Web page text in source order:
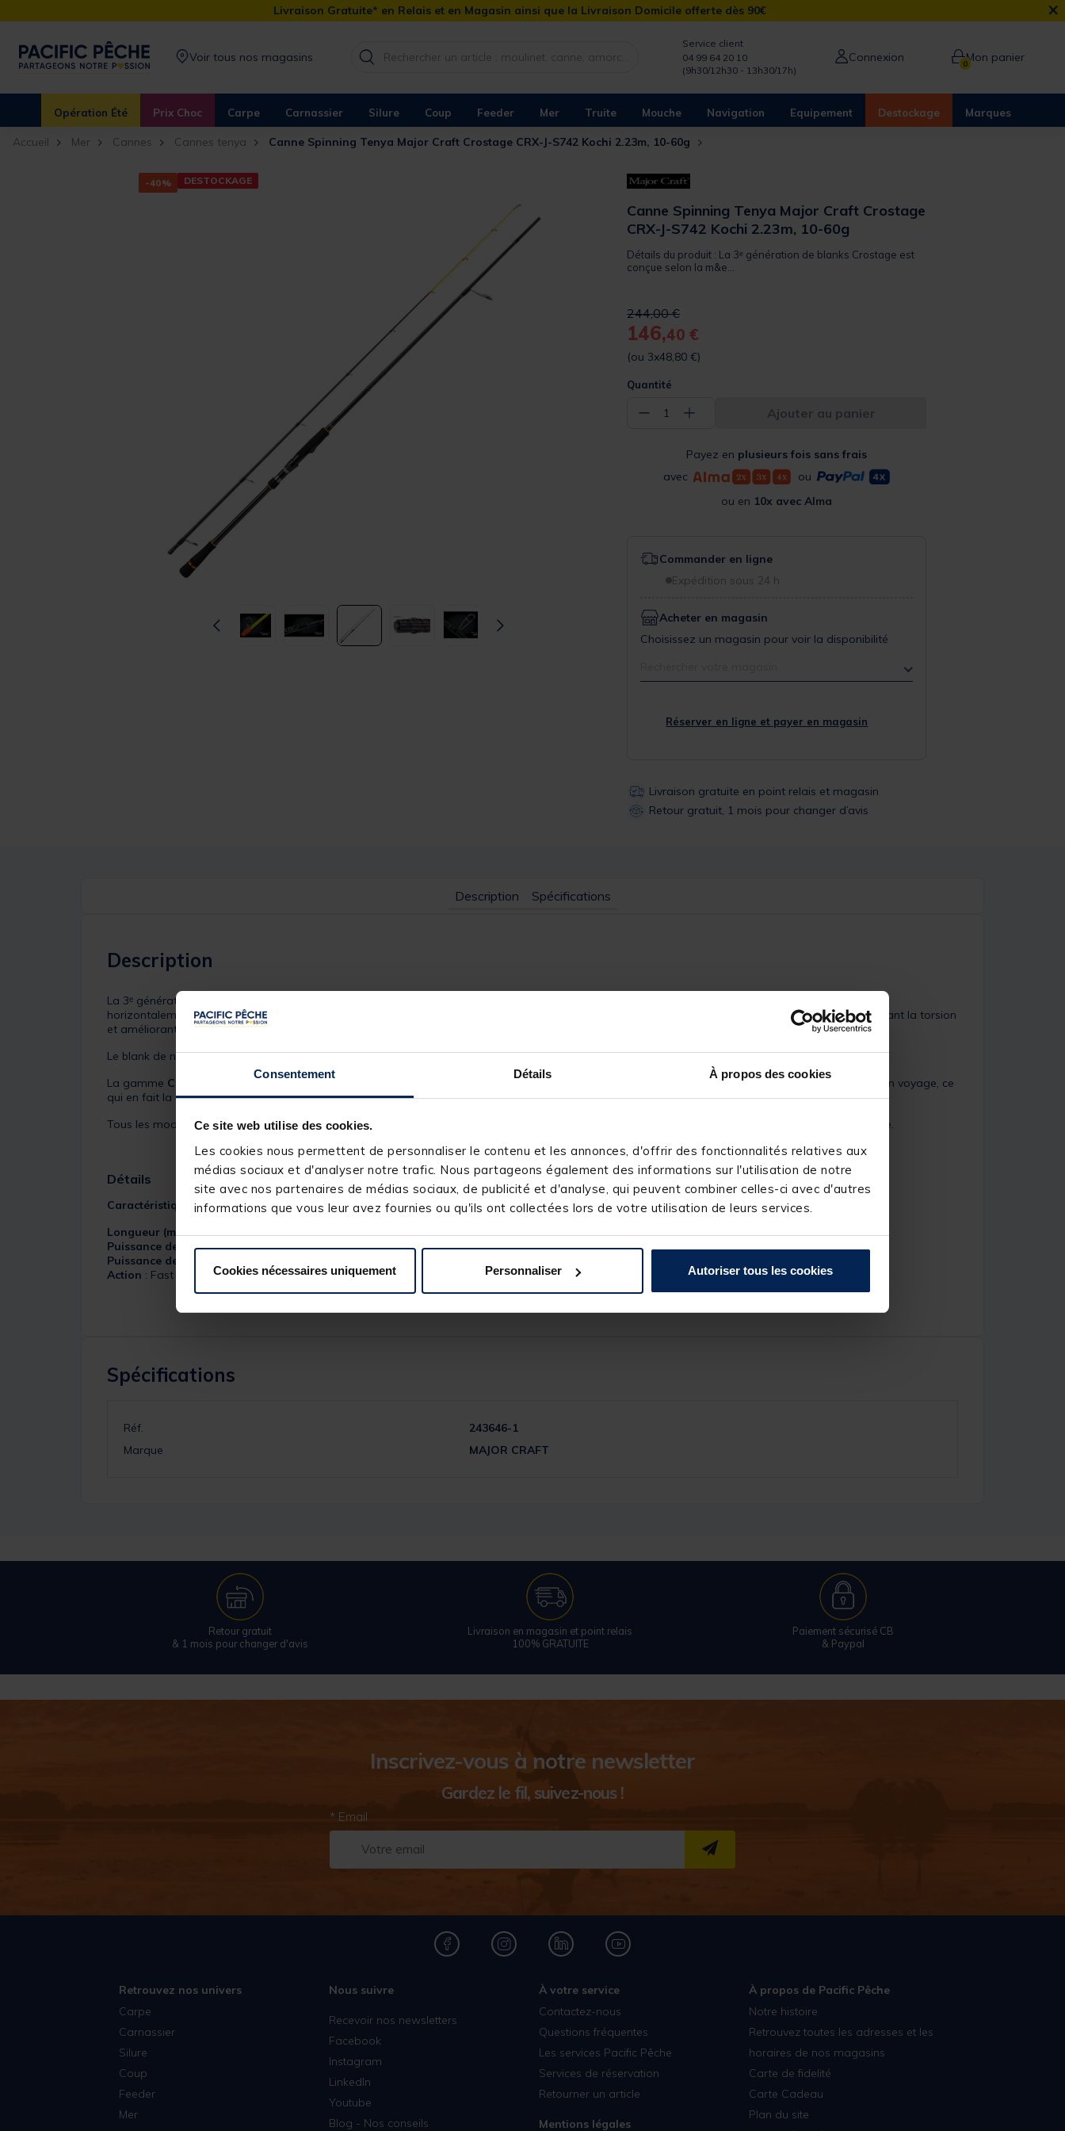
Consentement Détails À propos des cookies
Ce site web utilise des cookies.
Les cookies nous permettent de personnaliser le contenu et les annonces, d'offrir des fonctionnalités relatives aux
médias sociaux et d'analyser notre trafic. Nous partageons également des informations sur l'utilisation de notre
site avec nos partenaires de médias sociaux, de publicité et d'analyse, qui peuvent combiner celles-ci avec d'autres
informations que vous leur avez fournies ou qu'ils ont collectées lors de votre utilisation de leurs services.
Cookies nécessaires uniquement Personnaliser Autoriser tous les cookies
Livraison Gratuite* en Relais et en Magasin ainsi que la Livraison Domicile offerte dès 90€ ×
Voir tous nos magasins
Service client
04 99 64 20 10
(9h30/12h30 - 13h30/17h)
Connexion 0Mon panier
Opération Été Prix Choc Carpe Carnassier Silure Coup Feeder Mer Truite Mouche Navigation Equipement Destockage Marques
Accueil Mer Cannes Cannes tenya Canne Spinning Tenya Major Craft Crostage CRX-J-S742 Kochi 2.23m, 10-60g
-40% DESTOCKAGE
Canne Spinning Tenya Major Craft Crostage
CRX-J-S742 Kochi 2.23m, 10-60g
Détails du produit : La 3ᵉ génération de blanks Crostage est
conçue selon la m&e...
Price reduced from
244,00 €to
146,40 €
(ou 3x48,80 €)
Quantité
− 1 + Ajouter au panier
Payez en plusieurs fois sans frais
avec
ou
ou en 10x avec Alma
Commander en ligne
Expédition sous 24 h
Acheter en magasin
Choisissez un magasin pour voir la disponibilité
Réserver en ligne et payer en magasin
Livraison gratuite en point relais et magasin
Retour gratuit, 1 mois pour changer d’avis
Description Spécifications
Description
La 3ᵉ génération de blanks
horizontalement et verticalement, pour renforcer la structure. Une double bande en X appliquée à l’extérieur vient resserrer et consolider le blank, limitant la torsion
et améliorant ainsi la précision et la distance de lancer.
Le blank de nouvelle génération offre une sensation plus nerveuse, agréable à utiliser et adaptée à tous les profils de pêcheurs.
La gamme Crostage
se distingue par son excellent rapport qualité-prix et propose un large choix de modèles pour la pêche du bord, en bateau ou en voyage, ce
qui en fait la série la plus vaste et polyvalente de la marque.
Tous les modèles sont équipés d’un porte-moulinet Fuji en finition noir brillant, d’une poignée en EVA allégée et d’anneaux Fuji avec inserts en Alconite.
Détails
Caractéristiques :
Longueur (m): 2.23
Puissance de lancer (g): 10-60
Puissance de ligne (PE)
Action : Fast
Spécifications
Réf.
243646-1
Marque
MAJOR CRAFT
Retour gratuit
& 1 mois pour changer d'avis
Livraison en magasin et point relais
100% GRATUITE
Paiement sécurisé CB
& Paypal
Inscrivez-vous à notre newsletter
Gardez le fil, suivez-nous !
* Email
S''INSCRIRE
Retrouvez nos univers
Carpe
Carnassier
Silure
Coup
Feeder
Mer
Nous suivre
Recevoir nos newsletters
Facebook
Instagram
LinkedIn
Youtube
Blog - Nos conseils
À votre service
Contactez-nous
Questions fréquentes
Les services Pacific Pêche
Services de réservation
Retourner un article
Mentions légales
À propos de Pacific Pêche
Notre histoire
Retrouvez toutes les adresses et les
horaires de nos magasins
Carte de fidelité
Carte Cadeau
Plan du site